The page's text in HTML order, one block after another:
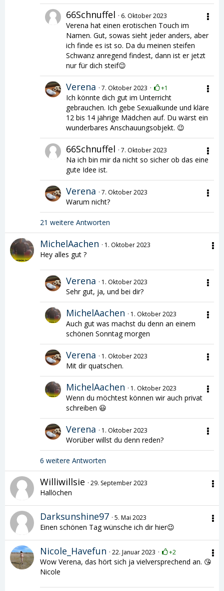
66Schnuffel 6. Oktober 2023
Verena hat einen erotischen Touch im
Namen. Gut, sowas sieht jeder anders, aber
ich finde es ist so. Da du meinen steifen
Schwanz anregend findest, dann ist er jetzt
nur für dich steif😉
Verena 7. Oktober 2023 +1
Ich könnte dich gut im Unterricht
gebrauchen. Ich gebe Sexualkunde und kläre
12 bis 14 jährige Mädchen auf. Du wärst ein
wunderbares Anschauungsobjekt. 😉
66Schnuffel 7. Oktober 2023
Na ich bin mir da nicht so sicher ob das eine
gute Idee ist.
Verena 7. Oktober 2023
Warum nicht?
21 weitere Antworten
MichelAachen 1. Oktober 2023
Hey alles gut ?
Verena 1. Oktober 2023
Sehr gut, ja, und bei dir?
MichelAachen 1. Oktober 2023
Auch gut was machst du denn an einem
schönen Sonntag morgen
Verena 1. Oktober 2023
Mit dir quatschen.
MichelAachen 1. Oktober 2023
Wenn du möchtest können wir auch privat
schreiben 😃
Verena 1. Oktober 2023
Worüber willst du denn reden?
6 weitere Antworten
Williwillsie 29. September 2023
Hallöchen
Darksunshine97 5. Mai 2023
Einen schönen Tag wünsche ich dir hier😉
Nicole_Havefun 22. Januar 2023 +2
Wow Verena, das hört sich ja vielversprechend an. 😘
Nicole